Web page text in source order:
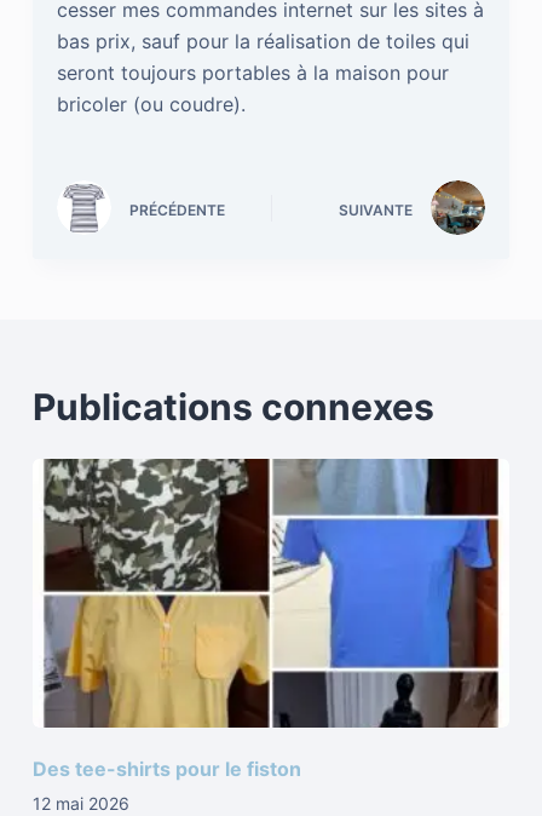
cesser mes commandes internet sur les sites à
bas prix, sauf pour la réalisation de toiles qui
seront toujours portables à la maison pour
bricoler (ou coudre).
PRÉCÉDENTE SUIVANTE
Publications connexes
Des tee-shirts pour le fiston
12 mai 2026